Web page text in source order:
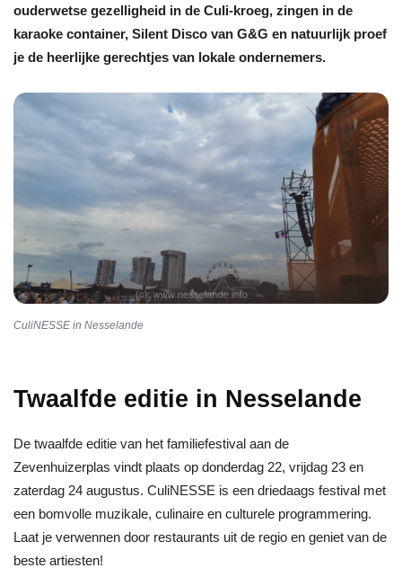
ouderwetse gezelligheid in de Culi-kroeg, zingen in de
karaoke container, Silent Disco van G&G en natuurlijk proef
je de heerlijke gerechtjes van lokale ondernemers.
CuliNESSE in Nesselande
Twaalfde editie in Nesselande
De twaalfde editie van het familiefestival aan de
Zevenhuizerplas vindt plaats op donderdag 22, vrijdag 23 en
zaterdag 24 augustus. CuliNESSE is een driedaags festival met
een bomvolle muzikale, culinaire en culturele programmering.
Laat je verwennen door restaurants uit de regio en geniet van de
beste artiesten!